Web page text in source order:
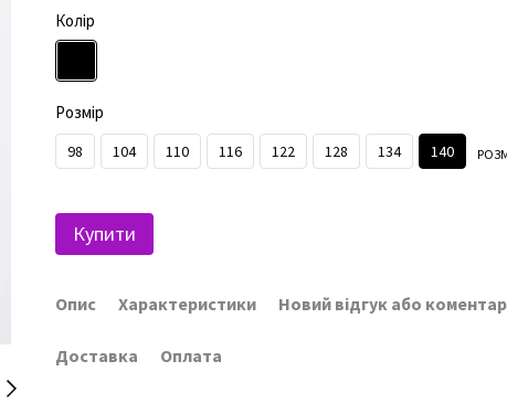
Колір
Розмір
98 104 110 116 122 128 134 140
Купити
Опис Характеристики Новий відгук або коментар
Доставка Оплата